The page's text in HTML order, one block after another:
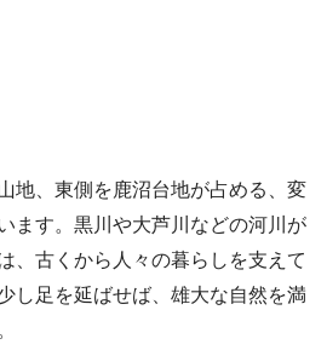
地、東側を鹿沼台地が占める、変
ます。黒川や大芦川などの河川が
、古くから人々の暮らしを支えて
し足を延ばせば、雄大な自然を満